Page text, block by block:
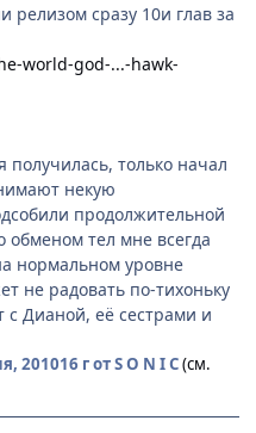
релизом сразу 10и глав за
world-god-...-hawk-
получилась, только начал
некую
продолжительной
обменом тел мне всегда
нормальном уровне
не радовать по-тихоньку
Дианой, её сестрами и
201016 гот S O N I C(см.